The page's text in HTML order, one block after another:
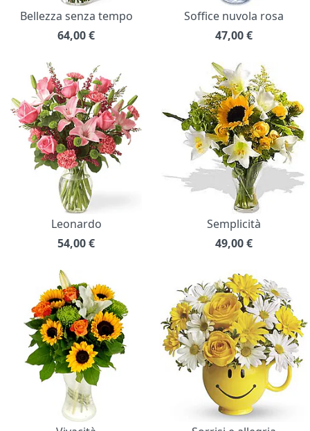
Bellezza senza tempo
64,00€
Soffice nuvola rosa
47,00€
Leonardo
54,00€
Semplicità
49,00€